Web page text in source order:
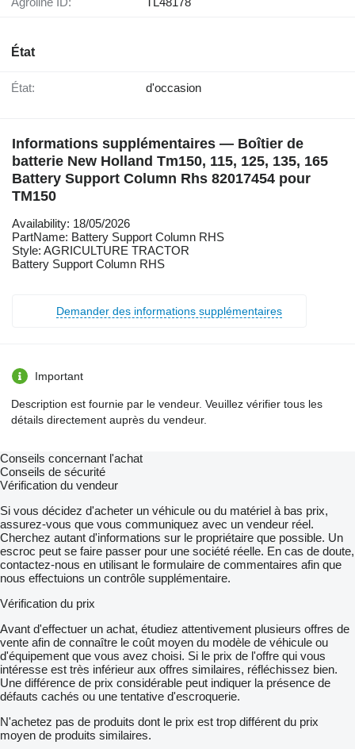
État
État: d'occasion
Informations supplémentaires — Boîtier de
batterie New Holland Tm150, 115, 125, 135, 165
Battery Support Column Rhs 82017454 pour
TM150
Availability: 18/05/2026
PartName: Battery Support Column RHS
Style: AGRICULTURE TRACTOR
Battery Support Column RHS
Demander des informations supplémentaires
Important
Description est fournie par le vendeur. Veuillez vérifier tous les
détails directement auprès du vendeur.
Conseils concernant l'achat
Conseils de sécurité
Vérification du vendeur
Si vous décidez d'acheter un véhicule ou du matériel à bas prix,
assurez-vous que vous communiquez avec un vendeur réel.
Cherchez autant d'informations sur le propriétaire que possible. Un
escroc peut se faire passer pour une société réelle. En cas de doute,
contactez-nous en utilisant le formulaire de commentaires afin que
nous effectuions un contrôle supplémentaire.
Vérification du prix
Avant d'effectuer un achat, étudiez attentivement plusieurs offres de
vente afin de connaître le coût moyen du modèle de véhicule ou
d'équipement que vous avez choisi. Si le prix de l'offre qui vous
intéresse est très inférieur aux offres similaires, réfléchissez bien.
Une différence de prix considérable peut indiquer la présence de
défauts cachés ou une tentative d'escroquerie.
N'achetez pas de produits dont le prix est trop différent du prix
moyen de produits similaires.